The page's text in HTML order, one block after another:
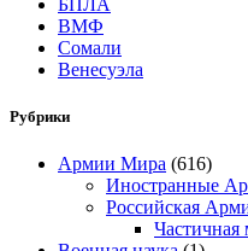
БПЛА
ВМФ
Сомали
Венесуэла
Рубрики
Армии Мира (616)
Иностранные
Российская
Частичная